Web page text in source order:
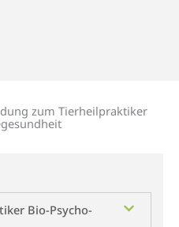
zum Tierheilpraktiker
Bio-Psycho-